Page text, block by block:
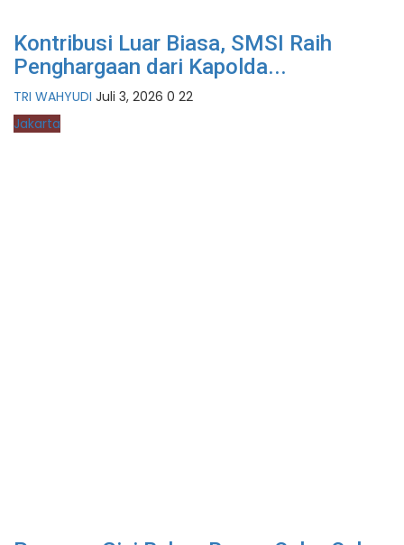
Kontribusi Luar Biasa, SMSI Raih
Penghargaan dari Kapolda...
TRI WAHYUDI Juli 3, 2026 0 22
Jakarta